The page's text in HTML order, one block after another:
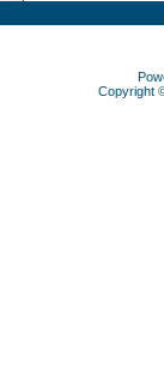
Copyright